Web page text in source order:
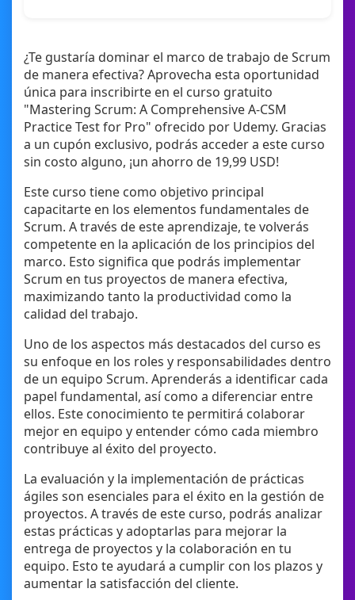
¿Te gustaría dominar el marco de trabajo de Scrum
de manera efectiva? Aprovecha esta oportunidad
única para inscribirte en el curso gratuito
"Mastering Scrum: A Comprehensive A-CSM
Practice Test for Pro" ofrecido por Udemy. Gracias
a un cupón exclusivo, podrás acceder a este curso
sin costo alguno, ¡un ahorro de 19,99 USD!
Este curso tiene como objetivo principal
capacitarte en los elementos fundamentales de
Scrum. A través de este aprendizaje, te volverás
competente en la aplicación de los principios del
marco. Esto significa que podrás implementar
Scrum en tus proyectos de manera efectiva,
maximizando tanto la productividad como la
calidad del trabajo.
Uno de los aspectos más destacados del curso es
su enfoque en los roles y responsabilidades dentro
de un equipo Scrum. Aprenderás a identificar cada
papel fundamental, así como a diferenciar entre
ellos. Este conocimiento te permitirá colaborar
mejor en equipo y entender cómo cada miembro
contribuye al éxito del proyecto.
La evaluación y la implementación de prácticas
ágiles son esenciales para el éxito en la gestión de
proyectos. A través de este curso, podrás analizar
estas prácticas y adoptarlas para mejorar la
entrega de proyectos y la colaboración en tu
equipo. Esto te ayudará a cumplir con los plazos y
aumentar la satisfacción del cliente.